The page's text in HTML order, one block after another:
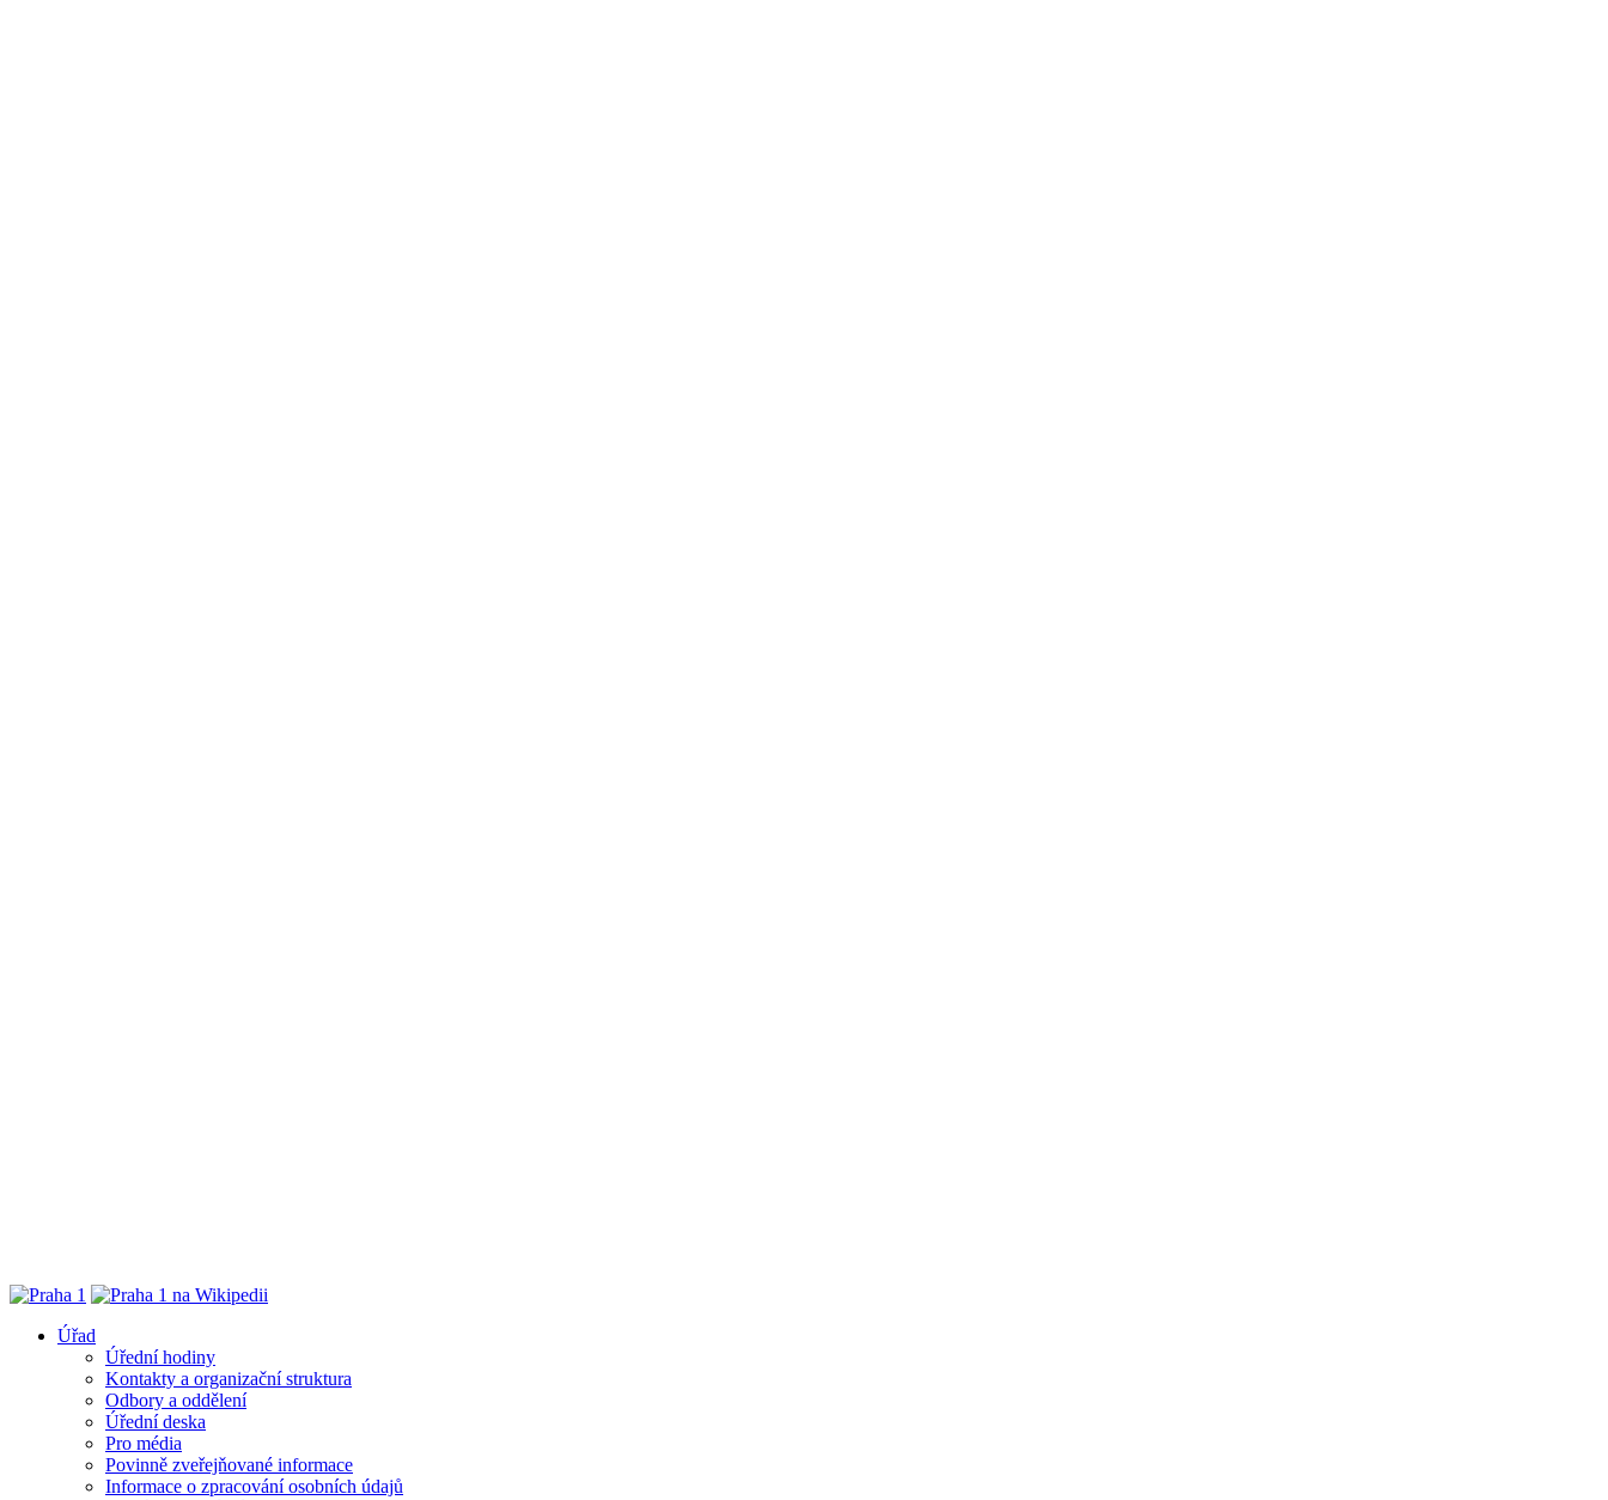
Úřad
Úřední hodiny
Kontakty a organizační struktura
Odbory a oddělení
Úřední deska
Pro média
Povinně zveřejňované informace
Informace o zpracování osobních údajů